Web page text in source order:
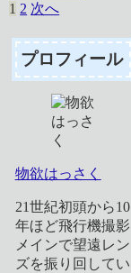
1 2 次へ
プロフィール
物欲はっさく
21世紀初頭から10
年ほど飛行機撮影
メインで望遠レン
ズを振り回してい